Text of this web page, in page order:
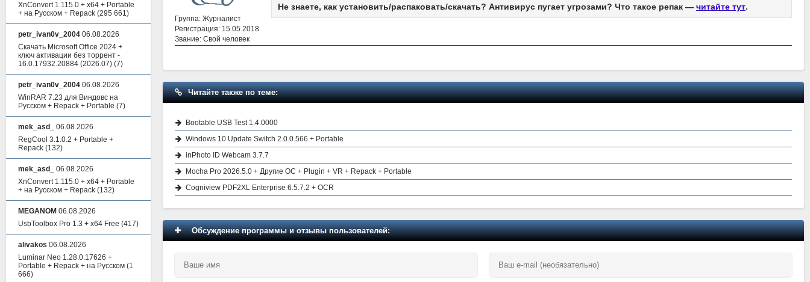
Группа: Журналист
Регистрация: 15.05.2018
Звание: Свой человек
Не знаете, как установить/распаковать/скачать? Антивирус пугает угрозами? Что такое репак — читайте тут.
Читайте также по теме:
Bootable USB Test 1.4.0000
Windows 10 Update Switch 2.0.0.566 + Portable
inPhoto ID Webcam 3.7.7
Mocha Pro 2026.5.0 + Другие ОС + Plugin + VR + Repack + Portable
Cogniview PDF2XL Enterprise 6.5.7.2 + OCR
Обсуждение программы и отзывы пользователей:
XnConvert 1.115.0 + x64 + Portable
+ на Русском + Repack (295 661)
petr_ivan0v_2004 06.08.2026
Скачать Microsoft Office 2024 +
ключ активации без торрент -
16.0.17932.20884 (2026.07) (7)
petr_ivan0v_2004 06.08.2026
WinRAR 7.23 для Виндовс на
Русском + Repack + Portable (7)
mek_asd_
06.08.2026
RegCool 3.1.0.2 + Portable +
Repack (132)
mek_asd_
06.08.2026
XnConvert 1.115.0 + x64 + Portable
+ на Русском + Repack (132)
MEGANOM 06.08.2026
UsbToolbox Pro 1.3 + x64 Free (417)
alivakos 06.08.2026
Luminar Neo 1.28.0.17626 +
Portable + Repack + на Русском (1
666)